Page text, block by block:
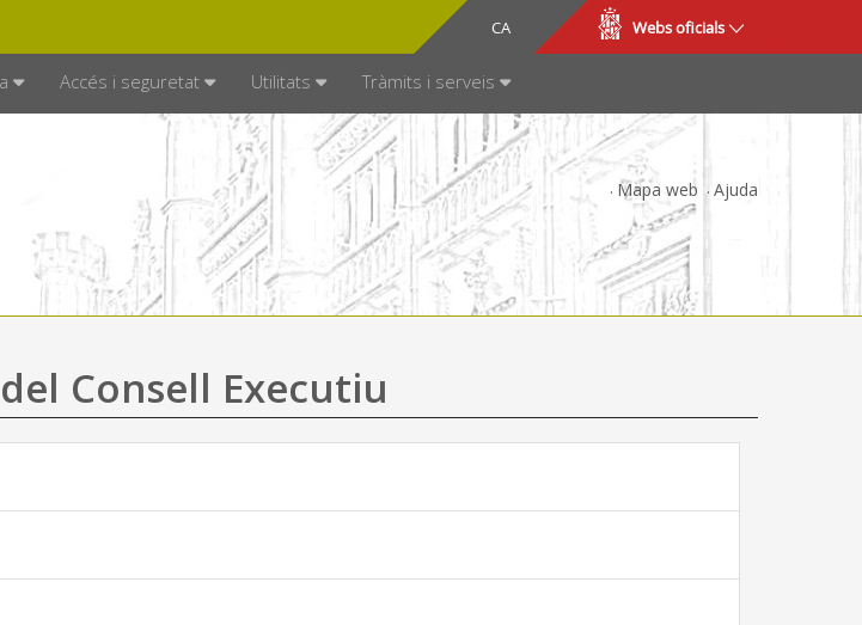
CA
ES Webs oficials
Accés i seguretat Utilitats Tràmits i serveis
Mapa web Ajuda
Consell Executiu